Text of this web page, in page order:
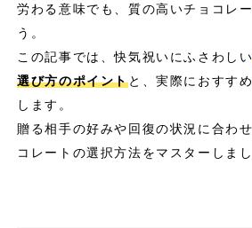
労わる意味でも、質の高いチョコレ
う。
この記事では、快気祝いにふさわし
選び方のポイントと、実際におすす
します。
贈る相手の好みや回復の状況に合わ
コレートの選択方法をマスターしまし